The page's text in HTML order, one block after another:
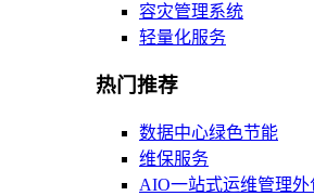
容灾管理系统
轻量化服务
热门推荐
数据中心绿色节能
维保服务
AIO一站式运维管理外